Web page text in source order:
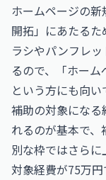
ホームページの
開拓」にあたる
ラシやパンフレ
るので、「ホーム
という方にも向い
補助の対象にな
れるのが基本で
別な枠ではさら
対象経費が75万